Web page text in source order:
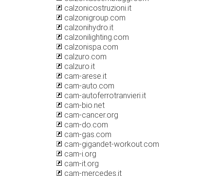
calzonicostruzioni.it
calzonigroup.com
calzonihydro.it
calzonilighting.com
calzonispa.com
calzuro.com
calzuro.it
cam-arese.it
cam-auto.com
cam-autoferrotranvieri.it
cam-bio.net
cam-cancer.org
cam-do.com
cam-gas.com
cam-gigandet-workout.com
cam-i.org
cam-it.org
cam-mercedes.it